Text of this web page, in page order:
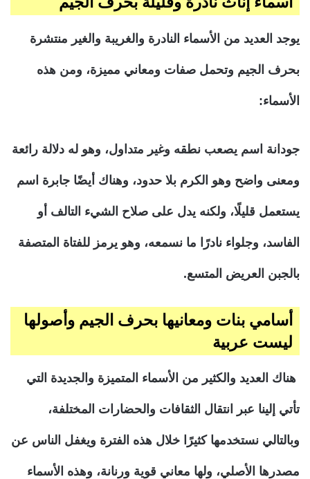
يوجد العديد من الأسماء النادرة والغريبة والغير منتشرة
بحرف الجيم وتحمل صفات ومعاني مميزة، ومن هذه
الأسماء:
جودانة اسم يصعب نطقه وغير متداول، وهو له دلالة رائعة
ومعنى واضح وهو الكرم بلا حدود، وهناك أيضًا جابرة اسم
يستعمل قليلًا، ولكنه يدل على صلاح الشيء التالف أو
الفاسد، وجلواء نادرًا ما نسمعه، وهو يرمز للفتاة المتصفة
بالجبن العريض المتسع.
أسامي بنات ومعانيها بحرف الجيم وأصولها
ليست عربية
هناك العديد والكثير من الأسماء المتميزة والجديدة التي
تأتي إلينا عبر انتقال الثقافات والحضارات المختلفة،
وبالتالي نستخدمها كثيرًا خلال هذه الفترة ويغفل الناس عن
مصدرها الأصلي، ولها معاني قوية ورنانة، وهذه الأسماء